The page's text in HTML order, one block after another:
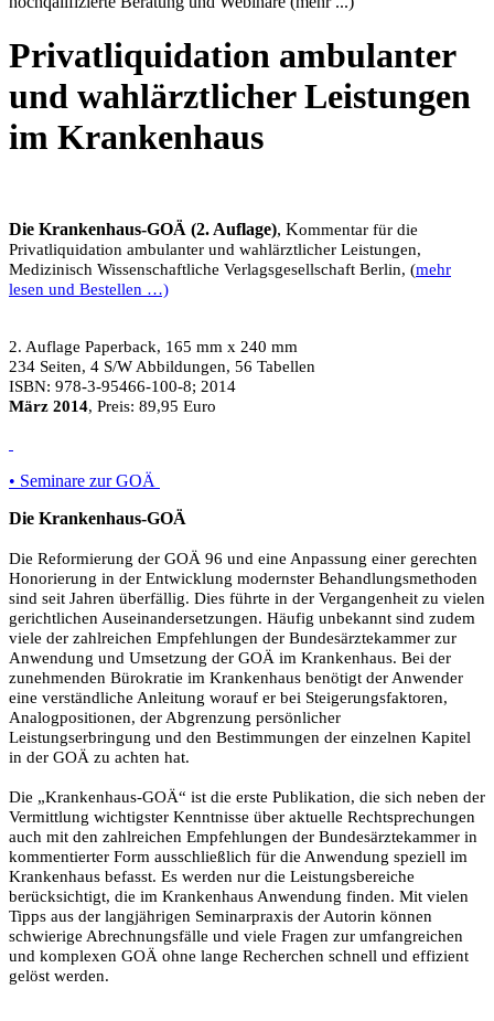
Privatliquidation ambulanter
und wahlärztlicher Leistungen
im Krankenhaus
Die Krankenhaus-GOÄ (2. Auflage), Kommentar für die
Privatliquidation ambulanter und wahlärztlicher Leistungen,
Medizinisch Wissenschaftliche Verlagsgesellschaft Berlin, (mehr
lesen und Bestellen …)
2. Auflage Paperback, 165 mm x 240 mm
234 Seiten, 4 S/W Abbildungen, 56 Tabellen
ISBN: 978-3-95466-100-8; 2014
März 2014, Preis: 89,95 Euro
• Seminare zur GOÄ
Die Krankenhaus-GOÄ
Die Reformierung der GOÄ 96 und eine Anpassung einer gerechten
Honorierung in der Entwicklung modernster Behandlungsmethoden
sind seit Jahren überfällig. Dies führte in der Vergangenheit zu vielen
gerichtlichen Auseinandersetzungen. Häufig unbekannt sind zudem
viele der zahlreichen Empfehlungen der Bundesärztekammer zur
Anwendung und Umsetzung der GOÄ im Krankenhaus. Bei der
zunehmenden Bürokratie im Krankenhaus benötigt der Anwender
eine verständliche Anleitung worauf er bei Steigerungsfaktoren,
Analogpositionen, der Abgrenzung persönlicher
Leistungserbringung und den Bestimmungen der einzelnen Kapitel
in der GOÄ zu achten hat.
Die „Krankenhaus-GOÄ“ ist die erste Publikation, die sich neben der
Vermittlung wichtigster Kenntnisse über aktuelle Rechtsprechungen
auch mit den zahlreichen Empfehlungen der Bundesärztekammer in
kommentierter Form ausschließlich für die Anwendung speziell im
Krankenhaus befasst. Es werden nur die Leistungsbereiche
berücksichtigt, die im Krankenhaus Anwendung finden. Mit vielen
Tipps aus der langjährigen Seminarpraxis der Autorin können
schwierige Abrechnungsfälle und viele Fragen zur umfangreichen
und komplexen GOÄ ohne lange Recherchen schnell und effizient
gelöst werden.